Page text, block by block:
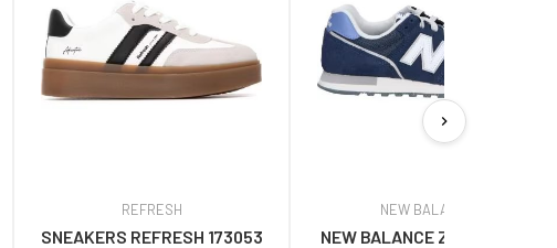
REFRESH
SNEAKERS REFRESH 173053
NEW BALANCE
NEW BALANCE ZAPATILLAS
chevron_right